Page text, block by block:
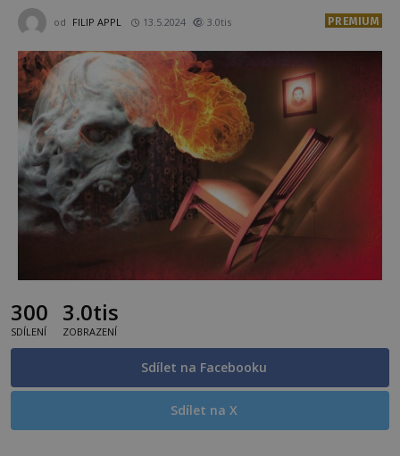
od FILIP APPL 13.5.2024 3.0tis PREMIUM
300
SDÍLENÍ
3.0tis
ZOBRAZENÍ
Sdílet na Facebooku
Sdílet na X